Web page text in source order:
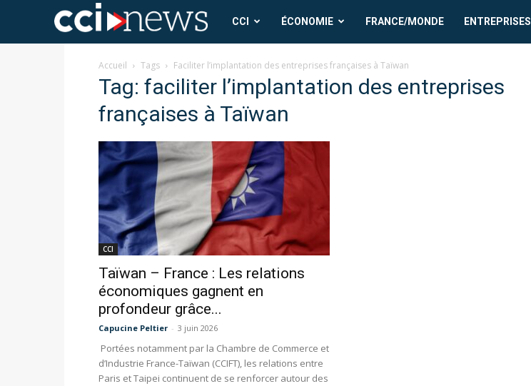
CCI
News
CCI ÉCONOMIE FRANCE/MONDE ENTREPRISES
Accueil Tags Faciliter l’implantation des entreprises françaises à Taïwan
Tag: faciliter l’implantation des entreprises
françaises à Taïwan
CCI
Taïwan – France : Les relations
économiques gagnent en
profondeur grâce...
Capucine Peltier - 3 juin 2026
Portées notamment par la Chambre de Commerce et
d’Industrie France-Taïwan (CCIFT), les relations entre
Paris et Taipei continuent de se renforcer autour des